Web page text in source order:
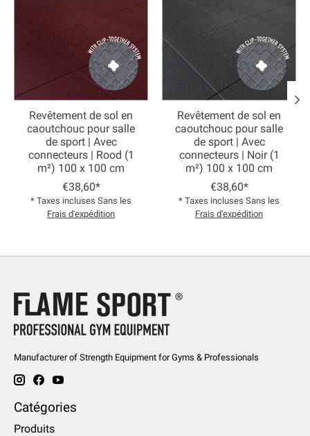
Revêtement de sol en
caoutchouc pour salle
de sport | Avec
connecteurs | Rood (1
m²) 100 x 100 cm
€38,60*
* Taxes incluses Sans les
Frais d'expédition
Revêtement de sol en
caoutchouc pour salle
de sport | Avec
connecteurs | Noir (1
m²) 100 x 100 cm
€38,60*
* Taxes incluses Sans les
Frais d'expédition
Manufacturer of Strength Equipment for Gyms & Professionals
Catégories
Produits